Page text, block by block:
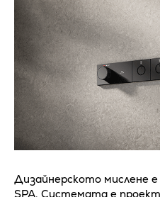
Дизайнерското мислене
SPA. Системата е